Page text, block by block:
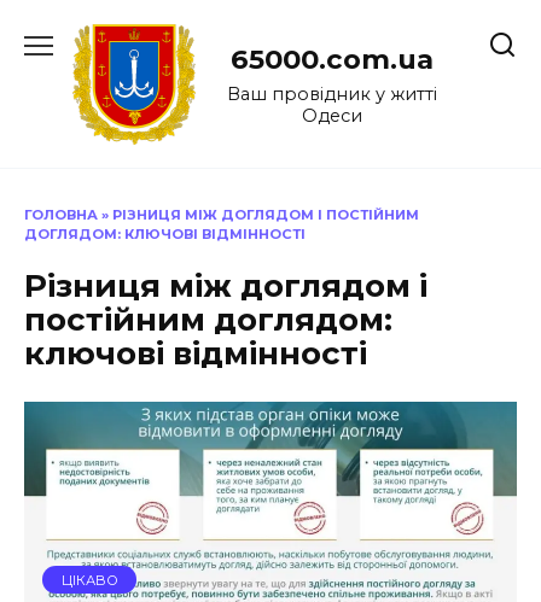
до
65000.com.ua
Ваш провідник у житті
Одеси
ГОЛОВНА » РІЗНИЦЯ МІЖ ДОГЛЯДОМ І ПОСТІЙНИМ
ДОГЛЯДОМ: КЛЮЧОВІ ВІДМІННОСТІ
Різниця між доглядом і
постійним доглядом:
ключові відмінності
ЦІКАВО